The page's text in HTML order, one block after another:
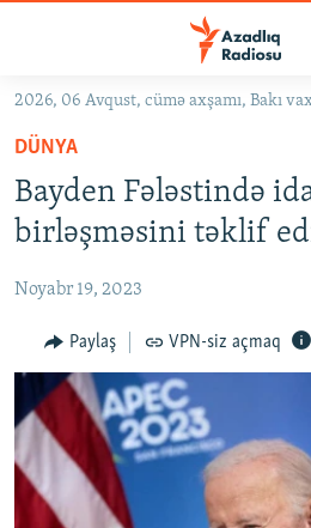
Əsas
qayıt
Əsas
naviqasiyaya
qayıt
Axtarışa
#İZAHLA
KORRUPSIOMETR
#ƏSLINDƏ
FƏRQƏ BAX
QANUNI DOĞRU
ARAŞDIRMA
MULTIMEDIA
VIDEO
FOTOQALEREYA
RADIO ARXIV
OXU ZALI
HAQQIMIZDA
2026, 06 Avqust, cümə axşamı, Bakı
DÜNYA
Bayden Fələstində
birləşməsini təklif
Noyabr 19, 2023
Paylaş VPN-siz açmaq